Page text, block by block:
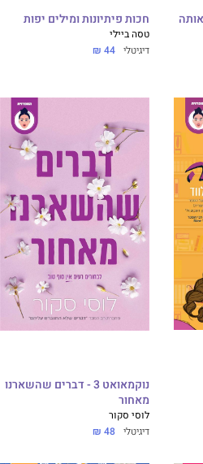
אהוב אותה
חכות פיתיונות ומילים יפות
טסה ביילי
דיגיטלי 44 ₪
נוקמאואט 3 - דברים שהשארנו
מאחור
לוסי סקור
דיגיטלי 48 ₪